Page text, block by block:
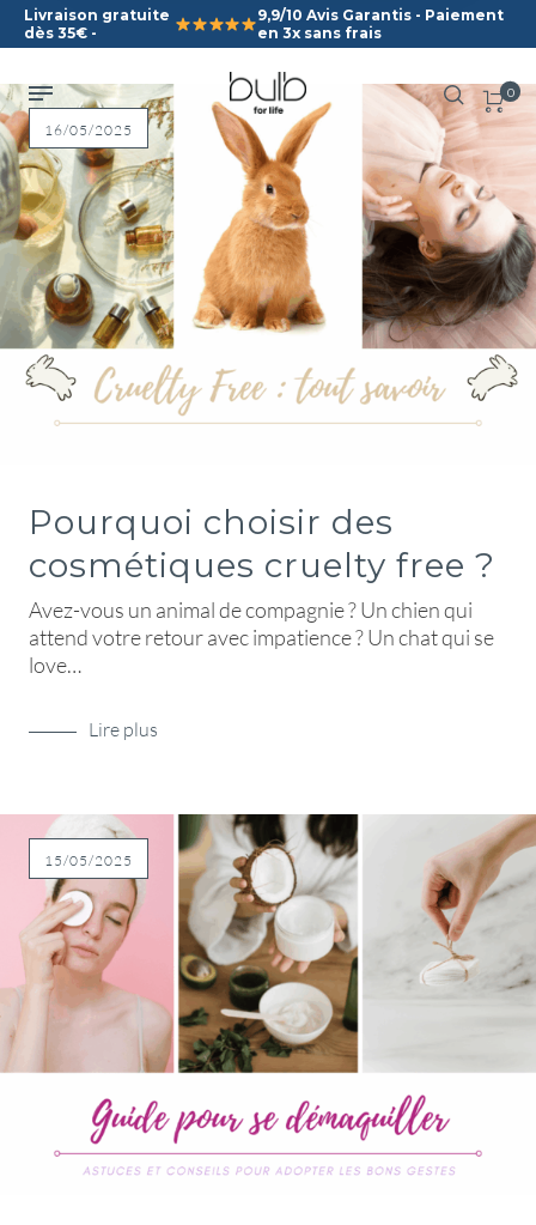
Livraison gratuite
dès 35€ -
9,9/10 Avis Garantis - Paiement
en 3x sans frais
0
16/05/2025
Pourquoi choisir des
cosmétiques cruelty free ?
Avez-vous un animal de compagnie ? Un chien qui
attend votre retour avec impatience ? Un chat qui se
love…
Lire plus
15/05/2025